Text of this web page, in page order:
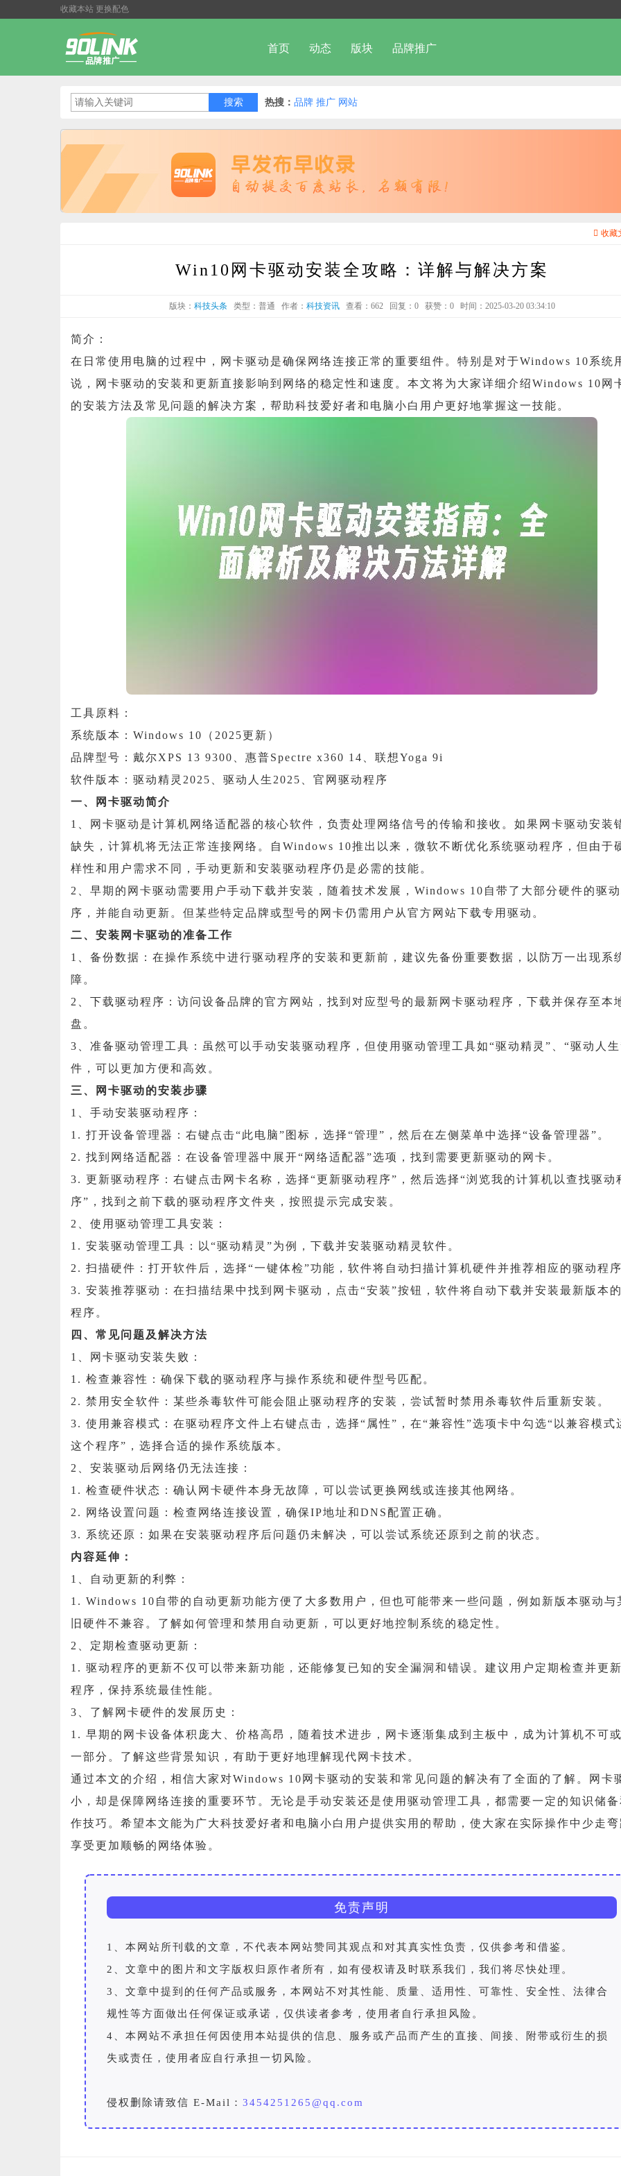
收藏本站 更换配色
首页 动态 版块 品牌推广
热搜： 品牌 推广 网站
收藏
Win10网卡驱动安装全攻略：详解与解决方案
版块： 科技头条 类型：普通 作者： 科技资讯 查看：662 回复：0 获赞： 0 时间：2025-03-20 03:34:10
简介：
在日常使用电脑的过程中，网卡驱动是确保网络连接正常的重要组件。特别是对于Windows 10系统
说，网卡驱动的安装和更新直接影响到网络的稳定性和速度。本文将为大家详细介绍Windows 10网
的安装方法及常见问题的解决方案，帮助科技爱好者和电脑小白用户更好地掌握这一技能。
工具原料：
系统版本：Windows 10（2025更新）
品牌型号：戴尔XPS 13 9300、惠普Spectre x360 14、联想Yoga 9i
软件版本：驱动精灵2025、驱动人生2025、官网驱动程序
一、网卡驱动简介
1、网卡驱动是计算机网络适配器的核心软件，负责处理网络信号的传输和接收。如果网卡驱动安装
缺失，计算机将无法正常连接网络。自Windows 10推出以来，微软不断优化系统驱动程序，但由于
样性和用户需求不同，手动更新和安装驱动程序仍是必需的技能。
2、早期的网卡驱动需要用户手动下载并安装，随着技术发展，Windows 10自带了大部分硬件的驱动
序，并能自动更新。但某些特定品牌或型号的网卡仍需用户从官方网站下载专用驱动。
二、安装网卡驱动的准备工作
1、备份数据：在操作系统中进行驱动程序的安装和更新前，建议先备份重要数据，以防万一出现系
障。
2、下载驱动程序：访问设备品牌的官方网站，找到对应型号的最新网卡驱动程序，下载并保存至本
盘。
3、准备驱动管理工具：虽然可以手动安装驱动程序，但使用驱动管理工具如“驱动精灵”、“驱动人生
件，可以更加方便和高效。
三、网卡驱动的安装步骤
1、手动安装驱动程序：
1. 打开设备管理器：右键点击“此电脑”图标，选择“管理”，然后在左侧菜单中选择“设备管理器”。
2. 找到网络适配器：在设备管理器中展开“网络适配器”选项，找到需要更新驱动的网卡。
3. 更新驱动程序：右键点击网卡名称，选择“更新驱动程序”，然后选择“浏览我的计算机以查找驱动
序”，找到之前下载的驱动程序文件夹，按照提示完成安装。
2、使用驱动管理工具安装：
1. 安装驱动管理工具：以“驱动精灵”为例，下载并安装驱动精灵软件。
2. 扫描硬件：打开软件后，选择“一键体检”功能，软件将自动扫描计算机硬件并推荐相应的驱动程序
3. 安装推荐驱动：在扫描结果中找到网卡驱动，点击“安装”按钮，软件将自动下载并安装最新版本
程序。
四、常见问题及解决方法
1、网卡驱动安装失败：
1. 检查兼容性：确保下载的驱动程序与操作系统和硬件型号匹配。
2. 禁用安全软件：某些杀毒软件可能会阻止驱动程序的安装，尝试暂时禁用杀毒软件后重新安装。
3. 使用兼容模式：在驱动程序文件上右键点击，选择“属性”，在“兼容性”选项卡中勾选“以兼容模式
这个程序”，选择合适的操作系统版本。
2、安装驱动后网络仍无法连接：
1. 检查硬件状态：确认网卡硬件本身无故障，可以尝试更换网线或连接其他网络。
2. 网络设置问题：检查网络连接设置，确保IP地址和DNS配置正确。
3. 系统还原：如果在安装驱动程序后问题仍未解决，可以尝试系统还原到之前的状态。
内容延伸：
1、自动更新的利弊：
1. Windows 10自带的自动更新功能方便了大多数用户，但也可能带来一些问题，例如新版本驱动与
旧硬件不兼容。了解如何管理和禁用自动更新，可以更好地控制系统的稳定性。
2、定期检查驱动更新：
1. 驱动程序的更新不仅可以带来新功能，还能修复已知的安全漏洞和错误。建议用户定期检查并更
程序，保持系统最佳性能。
3、了解网卡硬件的发展历史：
1. 早期的网卡设备体积庞大、价格高昂，随着技术进步，网卡逐渐集成到主板中，成为计算机不可
一部分。了解这些背景知识，有助于更好地理解现代网卡技术。
通过本文的介绍，相信大家对Windows 10网卡驱动的安装和常见问题的解决有了全面的了解。网卡
小，却是保障网络连接的重要环节。无论是手动安装还是使用驱动管理工具，都需要一定的知识储备
作技巧。希望本文能为广大科技爱好者和电脑小白用户提供实用的帮助，使大家在实际操作中少走弯
享受更加顺畅的网络体验。
免责声明
1、本网站所刊载的文章，不代表本网站赞同其观点和对其真实性负责，仅供参考和借鉴。
2、文章中的图片和文字版权归原作者所有，如有侵权请及时联系我们，我们将尽快处理。
3、文章中提到的任何产品或服务，本网站不对其性能、质量、适用性、可靠性、安全性、法律合
规性等方面做出任何保证或承诺，仅供读者参考，使用者自行承担风险。
4、本网站不承担任何因使用本站提供的信息、服务或产品而产生的直接、间接、附带或衍生的损
失或责任，使用者应自行承担一切风险。
侵权删除请致信 E-Mail： 3454251265@qq.com